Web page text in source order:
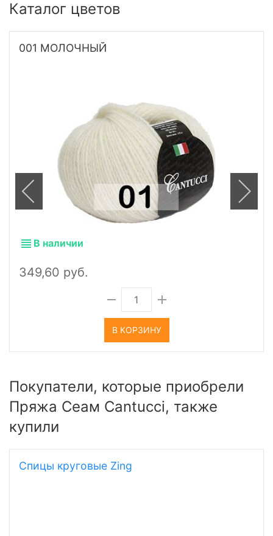
Каталог цветов
001 МОЛОЧНЫЙ
В наличии
349,60 руб.
В КОРЗИНУ
Покупатели, которые приобрели
Пряжа Сеам Cantucci, также
купили
Спицы круговые Zing